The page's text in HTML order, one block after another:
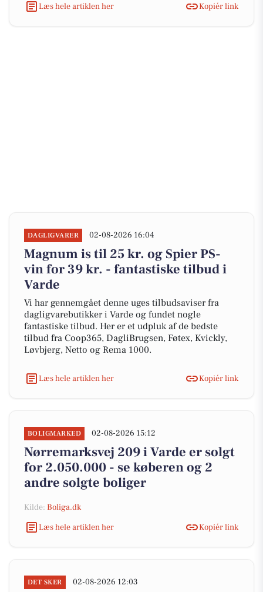
Læs hele artiklen her
Kopiér link
DAGLIGVARER 02-08-2026 16:04
Magnum is til 25 kr. og Spier PS-
vin for 39 kr. - fantastiske tilbud i
Varde
Vi har gennemgået denne uges tilbudsaviser fra
dagligvarebutikker i Varde og fundet nogle
fantastiske tilbud. Her er et udpluk af de bedste
tilbud fra Coop365, DagliBrugsen, Føtex, Kvickly,
Løvbjerg, Netto og Rema 1000.
Læs hele artiklen her Kopiér link
BOLIGMARKED 02-08-2026 15:12
Nørremarksvej 209 i Varde er solgt
for 2.050.000 - se køberen og 2
andre solgte boliger
Kilde: Boliga.dk
Læs hele artiklen her
Kopiér link
DET SKER 02-08-2026 12:03